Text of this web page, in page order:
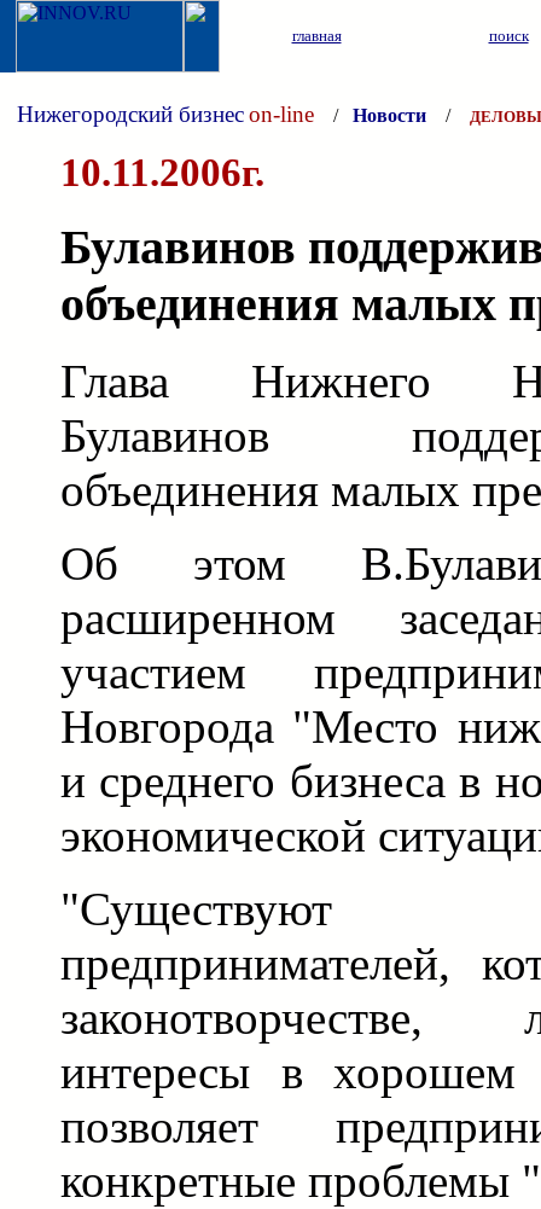
главная поиск
Нижегородский бизнесon-line / Новости /
10.11.2006г.
Булавинов
объединения малых
Глава Нижнего
Булавинов
объединения малых
Об этом
расширенном
участием
Новгорода "Место
и среднего бизнеса в
экономической
"Существуют
предпринимателей,
интересы в хорошем
позволяет
конкретные проблемы